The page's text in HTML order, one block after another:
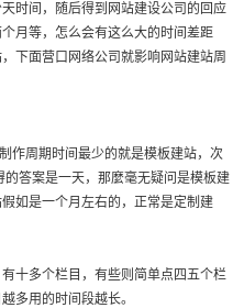
时间，随后得到网站建设公司的回应
月等，怎么会有这么大的时间差距
下面营口网络公司就影响网站建站周
作周期时间最少的就是模板建站，次
答案是一天，那麼毫无疑问是模板建
如是一个月左右的，正常是定制建
十多个栏目，有些则简单点四五个栏
多用的时间段越长。